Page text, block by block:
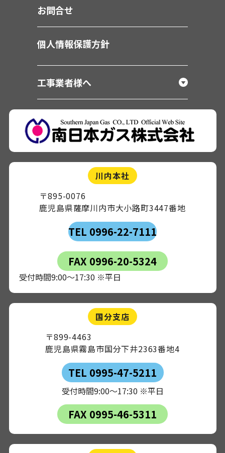
お問合せ
個人情報保護方針
工事業者様へ
川内本社
〒895-0076
鹿児島県薩摩川内市大小路町3447番地
TEL 0996-22-7111
FAX 0996-20-5324
受付時間9:00～17:30 ※平日
国分支店
〒899-4463
鹿児島県霧島市国分下井2363番地4
TEL 0995-47-5211
受付時間9:00～17:30 ※平日
FAX 0995-46-5311